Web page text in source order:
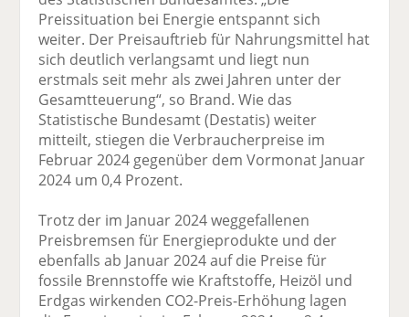
Preissituation bei Energie entspannt sich
weiter. Der Preisauftrieb für Nahrungsmittel hat
sich deutlich verlangsamt und liegt nun
erstmals seit mehr als zwei Jahren unter der
Gesamtteuerung“, so Brand. Wie das
Statistische Bundesamt (Destatis) weiter
mitteilt, stiegen die Verbraucherpreise im
Februar 2024 gegenüber dem Vormonat Januar
2024 um 0,4 Prozent.
Trotz der im Januar 2024 weggefallenen
Preisbremsen für Energieprodukte und der
ebenfalls ab Januar 2024 auf die Preise für
fossile Brennstoffe wie Kraftstoffe, Heizöl und
Erdgas wirkenden CO2-Preis-Erhöhung lagen